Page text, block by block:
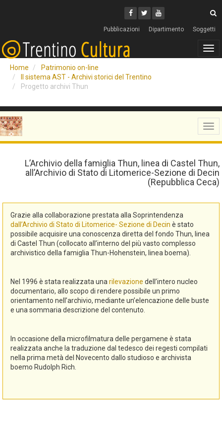
Facebook
Twitter
Youtube
Pubblicazioni Dipartimento Soggetti
Home
Patrimonio on-line
Il sistema AST - Archivi storici del Trentino
Progetto archivi Thun
L’Archivio della famiglia Thun, linea di Castel Thun,
all’Archivio di Stato di Litomerice-Sezione di Decin
(Repubblica Ceca)
Grazie alla collaborazione prestata alla Soprintendenza
dall’Archivio di Stato di Litomerice- Sezione di Decin è stato
possibile acquisire una conoscenza diretta del fondo Thun, linea
di Castel Thun (collocato all’interno del più vasto complesso
archivistico della famiglia Thun-Hohenstein, linea boema).
Nel 1996 è stata realizzata una rilevazione dell’intero nucleo
documentario, allo scopo di rendere possibile un primo
orientamento nell’archivio, mediante un’elencazione delle buste
e una sommaria descrizione del contenuto.
In occasione della microfilmatura delle pergamene è stata
realizzata anche la traduzione dal tedesco dei regesti compilati
nella prima metà del Novecento dallo studioso e archivista
boemo Rudolph Rich.